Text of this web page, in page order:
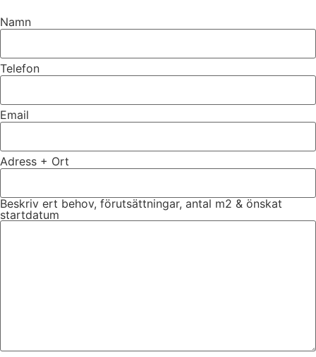
Namn
Telefon
Email
Adress + Ort
Beskriv ert behov, förutsättningar, antal m2 & önskat
startdatum